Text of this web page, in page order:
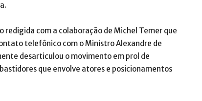
redigida com a colaboração de Michel Temer que
telefônico com o Ministro Alexandre de
desarticulou o movimento em prol de
que envolve atores e posicionamentos